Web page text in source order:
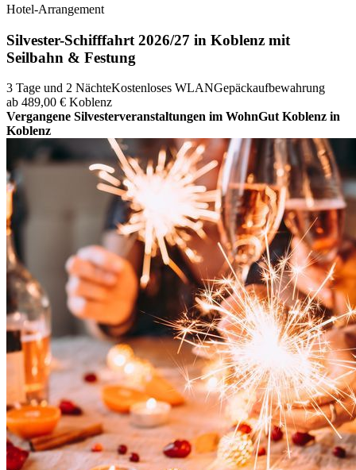
Hotel-Arrangement
Silvester-Schifffahrt 2026/27 in Koblenz mit
Seilbahn & Festung
3 Tage und 2 NächteKostenloses WLANGepäckaufbewahrung
ab 489,00 € Koblenz
Vergangene Silvesterveranstaltungen im WohnGut Koblenz in
Koblenz